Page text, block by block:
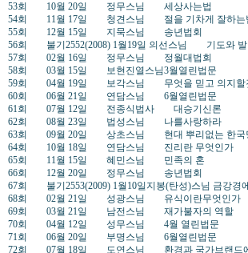
53회 10월 20일 정무스님 세상사는법
54회 11월 17일 청견스님 절을 기차게 잘하는
55회 12월 15일 지묵스님 송년법회
56회 불기2552(2008) 1월19일 의선스님 기도와 발
57회 02월 16일 정무스님 정월대법회
58회 03월 15일 보현진열스님3월열린법문
59회 04월 19일 보각스님 무엇을 믿고 의지할
60회 06월 21일 연담스님 6월열린법문
61회 07월 12일 전종식법사 대승기신론
62회 08월 23일 법성스님 나를사랑하라
63회 09월 20일 상초스님 현대 뿌리없는 한국
64회 10월 18일 연담스님 진리란 무엇인가
65회 11월 15일 혜민스님 민족의 혼
66회 12월 20일 정무스님 송년법회
67회 불기2553(2009) 1월10일지봉(탄성)스님 금강경
68회 02월 21일 성광스님 유식이란무엇인가
69회 03월 21일 남전스님 재가불자의 역할
70회 04월 12일 성무스님 4월 열린법문
71회 06월 20일 부명스님 6월열린법문
72회 07월 18일 도연스님 환경과 국가브랜드에